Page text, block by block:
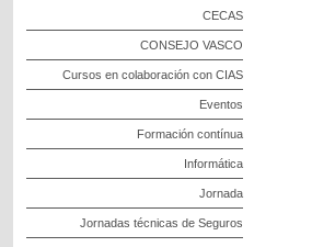
CECAS
CONSEJO VASCO
Cursos en colaboración con CIAS
Eventos
Formación contínua
Informática
Jornada
Jornadas técnicas de Seguros